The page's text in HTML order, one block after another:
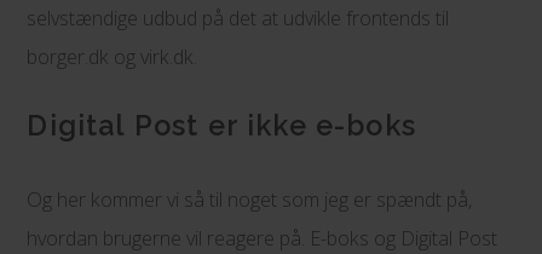
selvstændige udbud på det at udvikle frontends til
borger.dk og virk.dk.
Digital Post er ikke e-boks
Og her kommer vi så til noget som jeg er spændt på,
hvordan brugerne vil reagere på. E-boks og Digital Post